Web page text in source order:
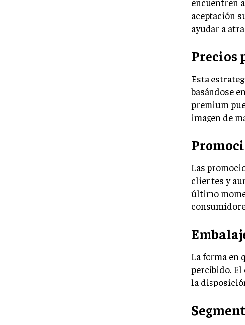
encuentren
aceptación
ayudar a
Precios
Esta
basándose
premium
imagen de
Las
clientes y
último
La forma en
percibido. El
la